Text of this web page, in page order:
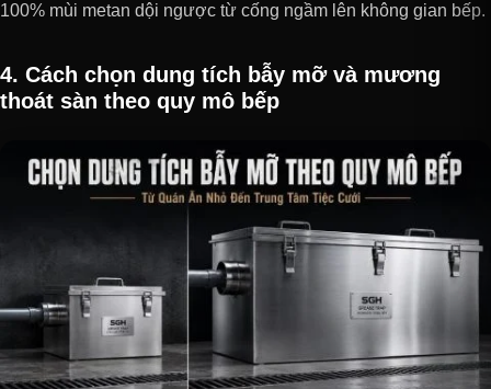
100% mùi metan dội ngược từ cống ngầm lên không gian bếp.
4. Cách chọn dung tích bẫy mỡ và mương
thoát sàn theo quy mô bếp